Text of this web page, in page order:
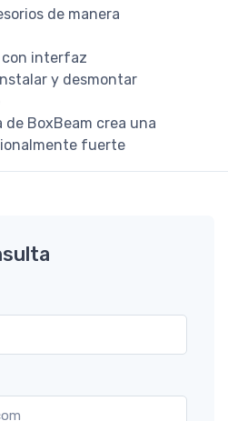
de manera
con interfaz
y desmontar
BoxBeam crea una
fuerte